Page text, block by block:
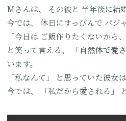
Mさんは、
その彼と 半年後に結婚
今では、
休日にすっぴんで パジ
「今日は ご飯作りたくないから、
と笑って言える、
「自然体で愛
います。
「私なんて」
と思っていた彼女は
今では、
「私だから愛される」